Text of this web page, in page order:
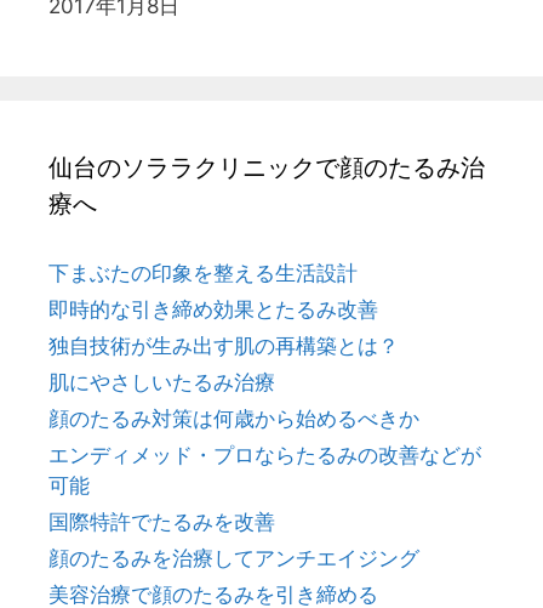
2017年1月8日
仙台のソララクリニックで顔のたるみ治
療へ
下まぶたの印象を整える生活設計
即時的な引き締め効果とたるみ改善
独自技術が生み出す肌の再構築とは？
肌にやさしいたるみ治療
顔のたるみ対策は何歳から始めるべきか
エンディメッド・プロならたるみの改善などが
可能
国際特許でたるみを改善
顔のたるみを治療してアンチエイジング
美容治療で顔のたるみを引き締める